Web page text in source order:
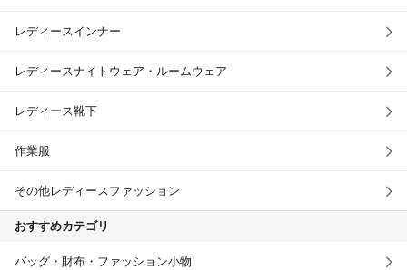
レディースインナー
レディースナイトウェア・ルームウェア
レディース靴下
作業服
その他レディースファッション
おすすめカテゴリ
バッグ・財布・ファッション小物